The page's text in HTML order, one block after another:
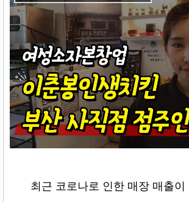
최근 코로나로 인한 매장 매출이